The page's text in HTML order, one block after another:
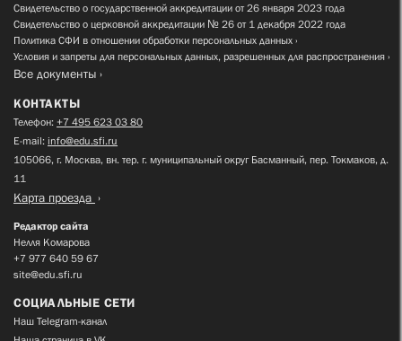
Свидетельство о государственной аккредитации от 26 января 2023 года
Свидетельство о церковной аккредитации № 26 от 1 декабря 2022 года
Политика СФИ в отношении обработки персональных данных
Условия и запреты для персональных данных, разрешенных для распространения
Все документы
КОНТАКТЫ
Телефон: +7 495 623 03 80
E-mail: info@edu.sfi.ru
105066, г. Москва, вн. тер. г. муниципальный округ Басманный, пер. Токмаков, д.
11
Карта проезда
Редактор сайта
Нелля Комарова
+7 977 640 59 67
site@edu.sfi.ru
СОЦИАЛЬНЫЕ СЕТИ
Наш Telegram-канал